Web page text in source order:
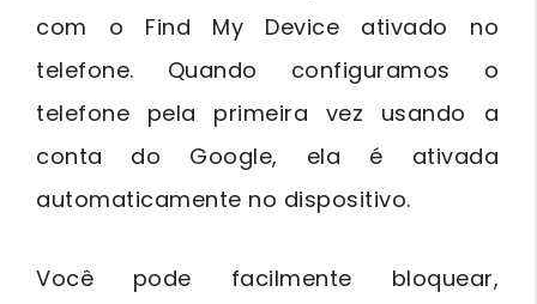
com o Find My Device ativado no
telefone. Quando configuramos o
telefone pela primeira vez usando a
conta do Google, ela é ativada
automaticamente no dispositivo.
Você pode facilmente bloquear,